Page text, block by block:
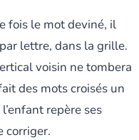
fois le mot deviné, il
lettre, dans la grille.
voisin ne tombera
des mots croisés un
repère ses
corriger.